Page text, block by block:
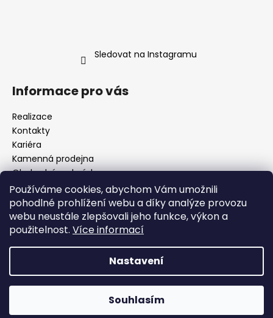
Používáme cookies, abychom Vám umožnili
pohodlné prohlížení webu a díky analýze provozu
webu neustále zlepšovali jeho funkce, výkon a
použitelnost. Více informací
Nastavení
Souhlasím
Sledovat na Instagramu
Informace pro vás
Realizace
Kontakty
Kariéra
Kamenná prodejna
Obchodní podmínky
Podmínky ochrany osobních údajů
Odstoupení od smlouvy (Vrácení zboží)
Reklamace zboží
Obecná pravidla soutěží
R-AUDIO s.r.o.. Všechna práva vyhrazena.